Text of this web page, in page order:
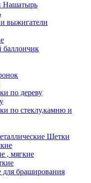
Нашатырь
выжигатели
баллончик
по дереву
по стеклу,камню и
Щетки
, мягкие
браширования